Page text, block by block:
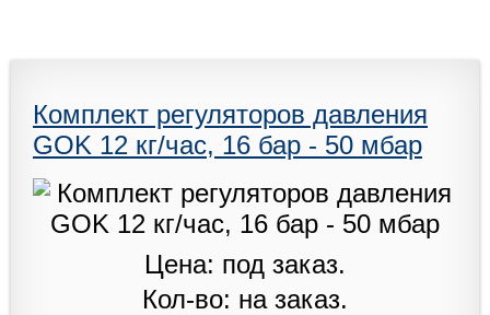
Комплект регуляторов давления
GOK 12 кг/час, 16 бар - 50 мбар
Цена: под заказ.
Кол-во: на заказ.